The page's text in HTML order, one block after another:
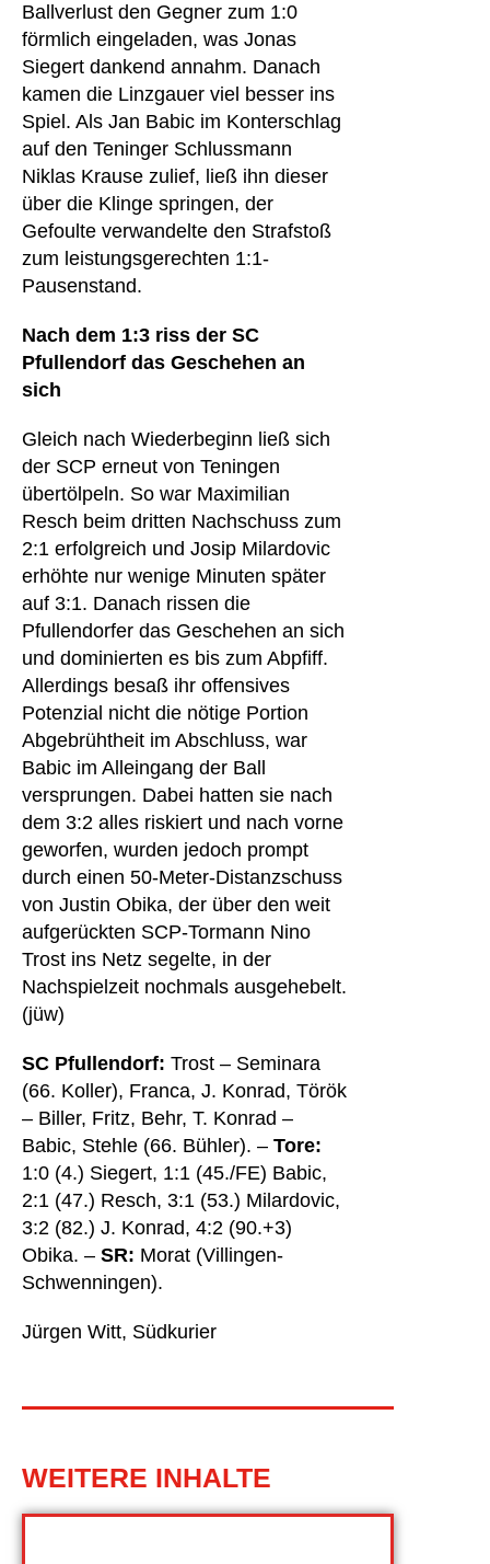
Ballverlust den Gegner zum 1:0
förmlich eingeladen, was Jonas
Siegert dankend annahm. Danach
kamen die Linzgauer viel besser ins
Spiel. Als Jan Babic im Konterschlag
auf den Teninger Schlussmann
Niklas Krause zulief, ließ ihn dieser
über die Klinge springen, der
Gefoulte verwandelte den Strafstoß
zum leistungsgerechten 1:1-
Pausenstand.
Nach dem 1:3 riss der SC
Pfullendorf das Geschehen an
sich
Gleich nach Wiederbeginn ließ sich
der SCP erneut von Teningen
übertölpeln. So war Maximilian
Resch beim dritten Nachschuss zum
2:1 erfolgreich und Josip Milardovic
erhöhte nur wenige Minuten später
auf 3:1. Danach rissen die
Pfullendorfer das Geschehen an sich
und dominierten es bis zum Abpfiff.
Allerdings besaß ihr offensives
Potenzial nicht die nötige Portion
Abgebrühtheit im Abschluss, war
Babic im Alleingang der Ball
versprungen. Dabei hatten sie nach
dem 3:2 alles riskiert und nach vorne
geworfen, wurden jedoch prompt
durch einen 50-Meter-Distanzschuss
von Justin Obika, der über den weit
aufgerückten SCP-Tormann Nino
Trost ins Netz segelte, in der
Nachspielzeit nochmals ausgehebelt.
(jüw)
SC Pfullendorf: Trost – Seminara
(66. Koller), Franca, J. Konrad, Török
– Biller, Fritz, Behr, T. Konrad –
Babic, Stehle (66. Bühler). – Tore:
1:0 (4.) Siegert, 1:1 (45./FE) Babic,
2:1 (47.) Resch, 3:1 (53.) Milardovic,
3:2 (82.) J. Konrad, 4:2 (90.+3)
Obika. – SR: Morat (Villingen-
Schwenningen).
Jürgen Witt, Südkurier
WEITERE INHALTE